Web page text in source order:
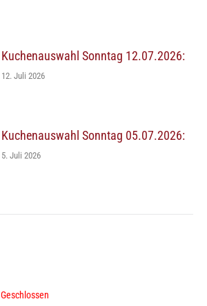
Kuchenauswahl Sonntag 12.07.2026:
12. Juli 2026
Kuchenauswahl Sonntag 05.07.2026:
5. Juli 2026
Geschlossen